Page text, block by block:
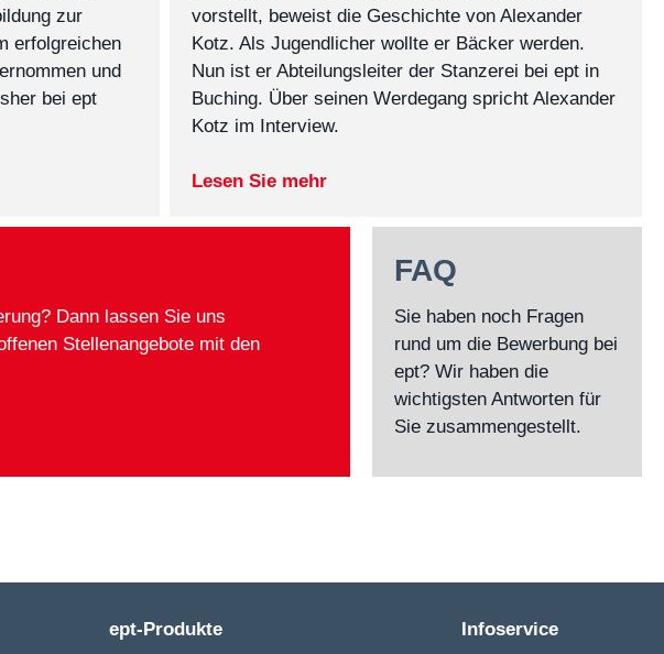
zur
erfolgreichen
und
bei ept
vorstellt, beweist die Geschichte von Alexander
Kotz. Als Jugendlicher wollte er Bäcker werden.
Nun ist er Abteilungsleiter der Stanzerei bei ept in
Buching. Über seinen Werdegang spricht Alexander
Kotz im Interview.
Lesen Sie mehr
Dann lassen Sie uns
Stellenangebote mit den
FAQ
Sie haben noch Fragen
rund um die Bewerbung bei
ept? Wir haben die
wichtigsten Antworten für
Sie zusammengestellt.
ept-Produkte Infoservice